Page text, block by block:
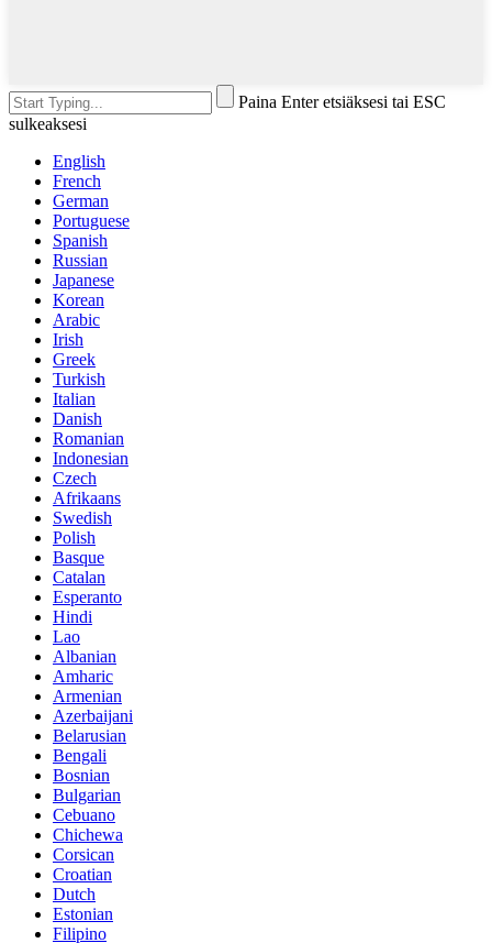
Paina Enter etsiäksesi tai ESC
sulkeaksesi
English
French
German
Portuguese
Spanish
Russian
Japanese
Korean
Arabic
Irish
Greek
Turkish
Italian
Danish
Romanian
Indonesian
Czech
Afrikaans
Swedish
Polish
Basque
Catalan
Esperanto
Hindi
Lao
Albanian
Amharic
Armenian
Azerbaijani
Belarusian
Bengali
Bosnian
Bulgarian
Cebuano
Chichewa
Corsican
Croatian
Dutch
Estonian
Filipino